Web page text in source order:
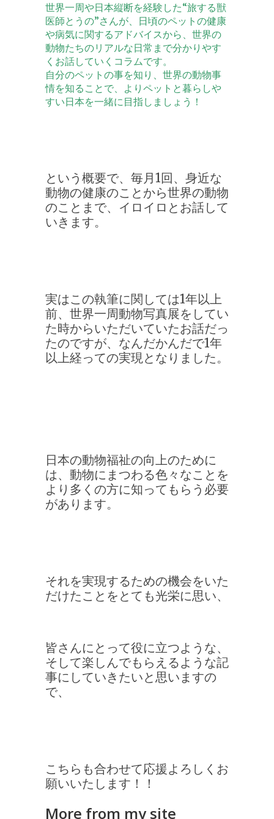
世界一周や日本縦断を経験した“旅する獣
医師とうの”さんが、日頃のペットの健康
や病気に関するアドバイスから、世界の
動物たちのリアルな日常まで分かりやす
くお話していくコラムです。
自分のペットの事を知り、世界の動物事
情を知ることで、よりペットと暮らしや
すい日本を一緒に目指しましょう！
という概要で、毎月1回、身近な
動物の健康のことから世界の動物
のことまで、イロイロとお話して
いきます。
実はこの執筆に関しては1年以上
前、世界一周動物写真展をしてい
た時からいただいていたお話だっ
たのですが、 なんだかんだで1年
以上経っての実現となりました。
日本の動物福祉の向上のために
は、動物にまつわる色々なことを
より多くの方に知ってもらう必要
があります。
それを実現するための機会をいた
だけたことをとても光栄に思い、
皆さんにとって役に立つような、
そして楽しんでもらえるような記
事にしていきたいと思いますの
で、
こちらも合わせて応援よろしくお
願いいたします！！
More from my site